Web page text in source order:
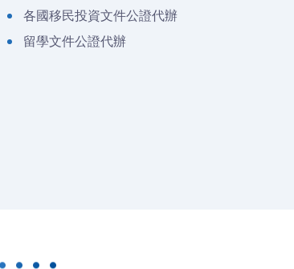
各國移民投資文件公證代辦
留學文件公證代辦